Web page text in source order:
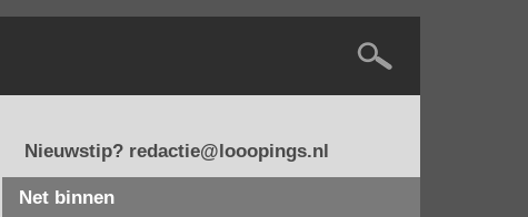
Nieuwstip? redactie@looopings.nl
Net binnen